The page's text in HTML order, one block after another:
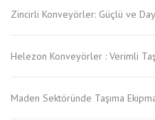
Zincirli Konveyörler: Güçlü ve
Helezon Konveyörler : Verimli
Maden Sektöründe Taşıma